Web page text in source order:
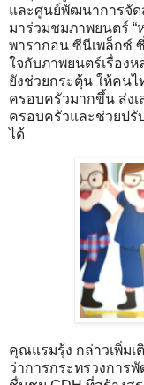
และศูนย์พัฒนาการจัด
มาร่วมชมภาพยนตร์ “
พารากอน ซีนีเพล็กซ์
ใจกับภาพยนตร์เรื่อง
ยังช่วยกระตุ้น ให้คน
ครอบครัวมากขึ้น ส่ง
ครอบครัวและช่วยปรั
ได้
คุณแรมรุ้ง กล่าวเพิ่มเ
ว่าการกระทรวงการ